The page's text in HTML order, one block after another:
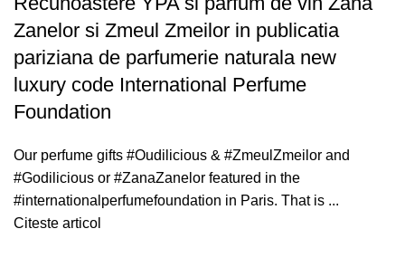
Zanelor si Zmeul Zmeilor in publicatia
pariziana de parfumerie naturala new
luxury code International Perfume
Foundation
Our perfume gifts #Oudilicious & #ZmeulZmeilor and
#Godilicious or #ZanaZanelor featured in the
#internationalperfumefoundation in Paris. That is ...
Citeste articol